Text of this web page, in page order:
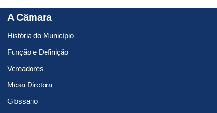
A Câmara
História do Município
Função e Definição
Vereadores
Mesa Diretora
Glossário